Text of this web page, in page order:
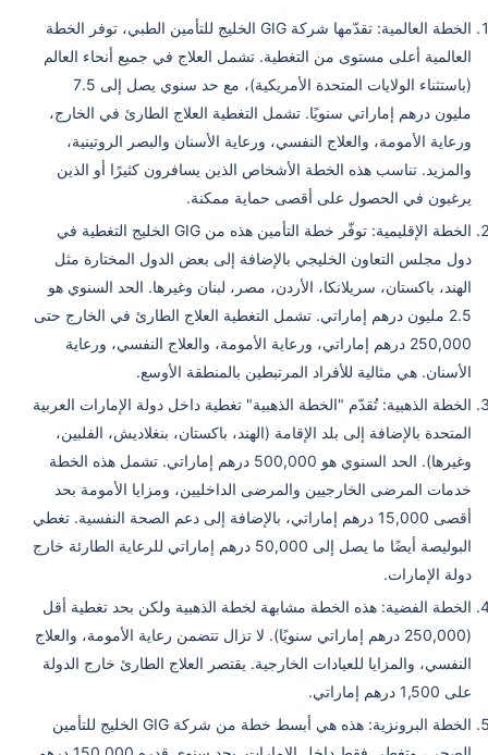
الخطة العالمية: تقدّمها شركة GIG الخليج للتأمين الطبي، توفر الخطة
العالمية أعلى مستوى من التغطية. تشمل العلاج في جميع أنحاء العالم
(باستثناء الولايات المتحدة الأمريكية)، مع حد سنوي يصل إلى 7.5
مليون درهم إماراتي سنويًا. تشمل التغطية العلاج الطارئ في الخارج،
ورعاية الأمومة، والعلاج النفسي، ورعاية الأسنان والبصر الروتينية،
والمزيد. تناسب هذه الخطة الأشخاص الذين يسافرون كثيرًا أو الذين
يرغبون في الحصول على أقصى حماية ممكنة.
الخطة الإقليمية: توفّر خطة التأمين هذه من GIG الخليج التغطية في
دول مجلس التعاون الخليجي بالإضافة إلى بعض الدول المختارة مثل
الهند، باكستان، سريلانكا، الأردن، مصر، لبنان وغيرها. الحد السنوي هو
2.5 مليون درهم إماراتي. تشمل التغطية العلاج الطارئ في الخارج حتى
250,000 درهم إماراتي، ورعاية الأمومة، والعلاج النفسي، ورعاية
الأسنان. هي مثالية للأفراد المرتبطين بالمنطقة الأوسع.
الخطة الذهبية: تُقدّم "الخطة الذهبية" تغطية داخل دولة الإمارات العربية
المتحدة بالإضافة إلى بلد الإقامة (الهند، باكستان، بنغلاديش، الفلبين،
وغيرها). الحد السنوي هو 500,000 درهم إماراتي. تشمل هذه الخطة
خدمات المرضى الخارجيين والمرضى الداخليين، ومزايا الأمومة بحد
أقصى 15,000 درهم إماراتي، بالإضافة إلى دعم الصحة النفسية. تغطي
البوليصة أيضًا ما يصل إلى 50,000 درهم إماراتي للرعاية الطارئة خارج
دولة الإمارات.
الخطة الفضية: هذه الخطة مشابهة لخطة الذهبية ولكن بحد تغطية أقل
(250,000 درهم إماراتي سنويًا). لا تزال تتضمن رعاية الأمومة، والعلاج
النفسي، والمزايا للعيادات الخارجية. يقتصر العلاج الطارئ خارج الدولة
على 1,500 درهم إماراتي.
الخطة البرونزية: هذه هي أبسط خطة من شركة GIG الخليج للتأمين